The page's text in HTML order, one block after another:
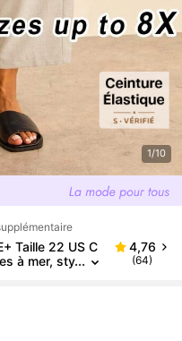
1/10
Taille 22 US C
à mer, sty
tenues cha
4,76
(64)